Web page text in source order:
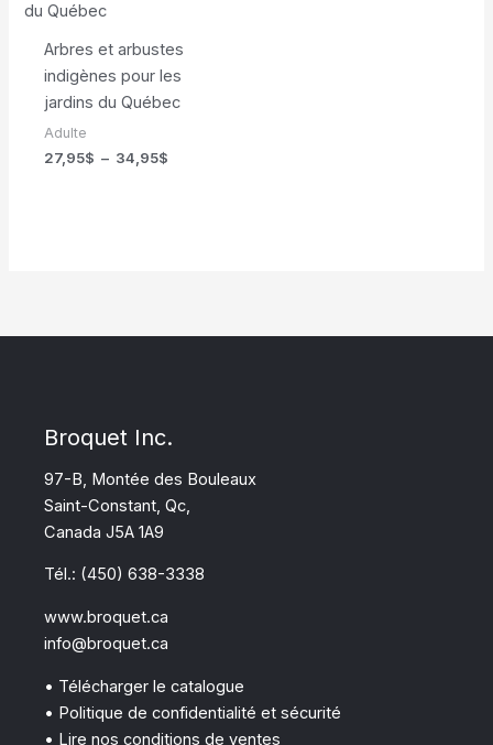
Arbres et arbustes
indigènes pour les
jardins du Québec
Adulte
27,95$ – 34,95$Plage
Broquet Inc.
97-B, Montée des Bouleaux
Saint-Constant, Qc,
Canada J5A 1A9
Tél.: (450) 638-3338
www.broquet.ca
info@broquet.ca
• Télécharger le catalogue
• Politique de confidentialité et sécurité
• Lire nos conditions de ventes